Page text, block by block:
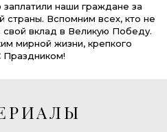
наши граждане за
Вспомним всех, кто не
свой вклад в Великую Победу.
мирной жизни, крепкого
Праздником!